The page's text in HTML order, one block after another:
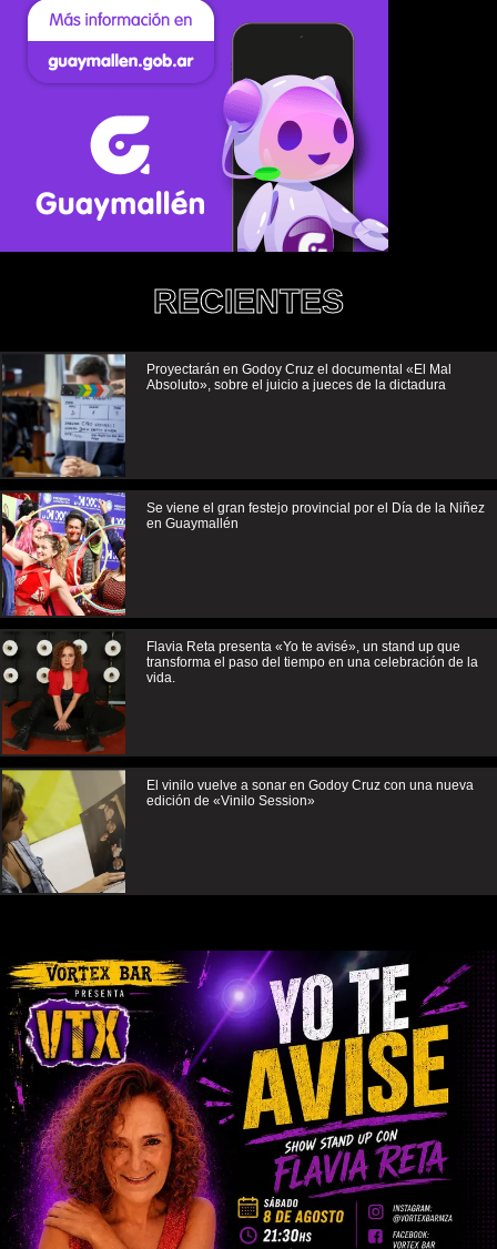
RECIENTES
Proyectarán en Godoy Cruz el documental «El Mal
Absoluto», sobre el juicio a jueces de la dictadura
Se viene el gran festejo provincial por el Día de la Niñez
en Guaymallén
Flavia Reta presenta «Yo te avisé», un stand up que
transforma el paso del tiempo en una celebración de la
vida.
El vinilo vuelve a sonar en Godoy Cruz con una nueva
edición de «Vinilo Session»